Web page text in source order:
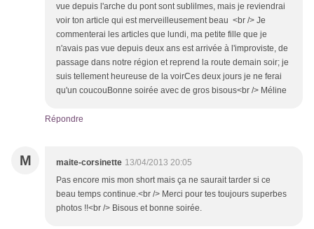
vue depuis l'arche du pont sont sublilmes, mais je reviendrai
voir ton article qui est merveilleusement beau <br /> Je
commenterai les articles que lundi, ma petite fille que je
n'avais pas vue depuis deux ans est arrivée à l'improviste, de
passage dans notre région et reprend la route demain soir; je
suis tellement heureuse de la voirCes deux jours je ne ferai
qu'un coucouBonne soirée avec de gros bisous<br /> Méline
Répondre
M maite-corsinette 13/04/2013 20:05
Pas encore mis mon short mais ça ne saurait tarder si ce
beau temps continue.<br /> Merci pour tes toujours superbes
photos !!<br /> Bisous et bonne soirée.